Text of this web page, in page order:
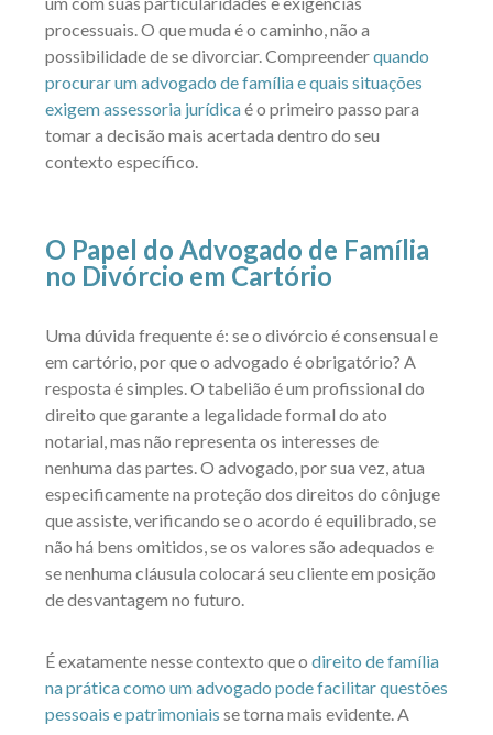
processuais. O que muda é o caminho, não a
possibilidade de se divorciar. Compreenderquando
procurar um advogado de família e quais situações
exigem assessoria jurídicaé o primeiro passo para
tomar a decisão mais acertada dentro do seu
contexto específico.
O Papel do Advogado de Família
no Divórcio em Cartório
Uma dúvida frequente é: se o divórcio é consensual e
em cartório, por que o advogado é obrigatório? A
resposta é simples. O tabelião é um profissional do
direito que garante a legalidade formal do ato
notarial, mas não representa os interesses de
nenhuma das partes. O advogado, por sua vez, atua
especificamente na proteção dos direitos do cônjuge
que assiste, verificando se o acordo é equilibrado, se
não há bens omitidos, se os valores são adequados e
se nenhuma cláusula colocará seu cliente em posição
de desvantagem no futuro.
É exatamente nesse contexto que o direito de família
na prática como um advogado pode facilitar questões
pessoais e patrimoniais se torna mais evidente. A